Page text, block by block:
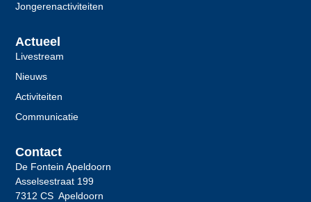
Jongerenactiviteiten
Actueel
Livestream
Nieuws
Activiteiten
Communicatie
Contact
De Fontein Apeldoorn
Asselsestraat 199
7312 CS Apeldoorn